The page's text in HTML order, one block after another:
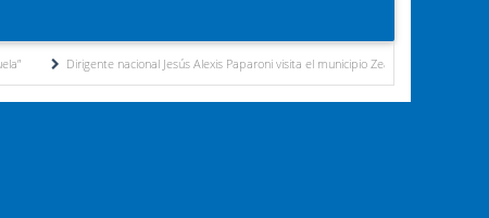
Dirigente nacional Jesús Alexis Paparoni visita el municipio Zea y destaca la labor de la